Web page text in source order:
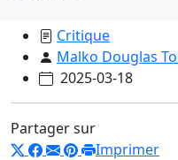
Critique
Malko Douglas
2025-03-18
Partager sur
Imprimer